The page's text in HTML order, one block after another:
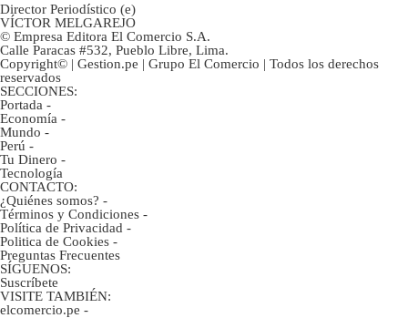
Director Periodístico (e)
VÍCTOR MELGAREJO
© Empresa Editora El Comercio S.A.
Calle Paracas #532, Pueblo Libre, Lima.
Copyright© | Gestion.pe | Grupo El Comercio | Todos los derechos
reservados
SECCIONES:
Portada -
Economía -
Mundo -
Perú -
Tu Dinero -
Tecnología
CONTACTO:
¿Quiénes somos? -
Términos y Condiciones -
Política de Privacidad -
Politica de Cookies -
Preguntas Frecuentes
SÍGUENOS:
Suscríbete
VISITE TAMBIÉN:
elcomercio.pe -